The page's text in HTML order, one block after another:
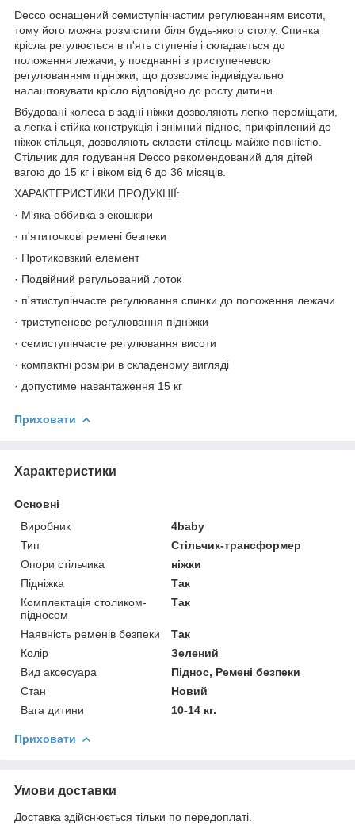
Decco оснащений семиступінчастим регулюванням висоти,
тому його можна розмістити біля будь-якого столу. Спинка
крісла регулюється в п'ять ступенів і складається до
положення лежачи, у поєднанні з триступеневою
регулюванням підніжки, що дозволяє індивідуально
налаштовувати крісло відповідно до росту дитини.
Вбудовані колеса в задні ніжки дозволяють легко переміщати,
а легка і стійка конструкція і знімний піднос, прикріплений до
ніжок стільця, дозволяють скласти стілець майже повністю.
Стільчик для годування Decco рекомендований для дітей
вагою до 15 кг і віком від 6 до 36 місяців.
ХАРАКТЕРИСТИКИ ПРОДУКЦІЇ:
· М'яка оббивка з екошкіри
· п'ятиточкові ремені безпеки
· Протиковзкий елемент
· Подвійний регульований лоток
· п'ятиступінчасте регулювання спинки до положення лежачи
· триступеневе регулювання підніжки
· семиступінчасте регулювання висоти
· компактні розміри в складеному вигляді
· допустиме навантаження 15 кг
Приховати
Характеристики
Основні
Виробник
4baby
Тип
Стільчик-трансформер
Опори стільчика
ніжки
Підніжка
Так
Комплектація столиком-
підносом
Так
Наявність ременів безпеки
Так
Колір
Зелений
Вид аксесуара
Піднос, Ремені безпеки
Стан
Новий
Вага дитини
10-14 кг.
Приховати
Умови доставки
Доставка здійснюється тільки по передоплаті.